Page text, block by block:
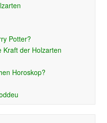
Potter?
Kraft der Holzarten
Horoskop?